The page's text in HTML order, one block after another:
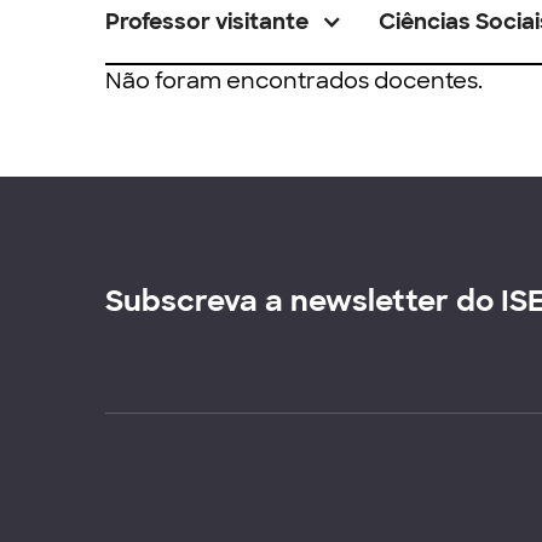
Professor visitante Ciências
Não foram encontrados docentes.
Subscreva a newsletter do